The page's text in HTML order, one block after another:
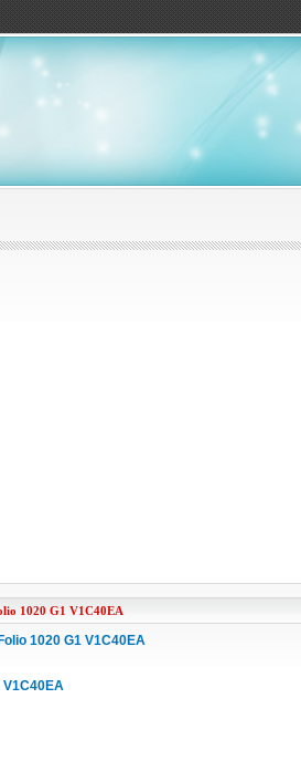
1020 G1 V1C40EA
1020 G1 V1C40EA
V1C40EA